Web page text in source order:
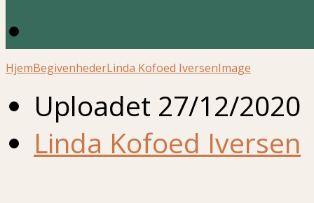
HjemBegivenhederLinda Kofoed IversenImage
Uploadet 27/12/2020
Linda Kofoed Iversen